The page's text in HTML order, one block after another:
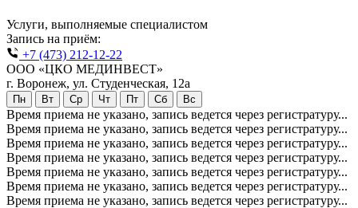
Услуги, выполняемые специалистом
Запись на приём:
+7 (473) 212-12-22
ООО «ЦКО МЕДИНВЕСТ»
г. Воронеж, ул. Студенческая, 12а
Пн Вт Ср Чт Пт Сб Вс
Время приема не указано, запись ведется через регистратуру...
Время приема не указано, запись ведется через регистратуру...
Время приема не указано, запись ведется через регистратуру...
Время приема не указано, запись ведется через регистратуру...
Время приема не указано, запись ведется через регистратуру...
Время приема не указано, запись ведется через регистратуру...
Время приема не указано, запись ведется через регистратуру...